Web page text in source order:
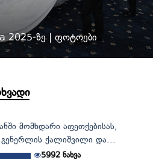
2025-ზე | ფოტოები
მომხდარი აფეთქებისას,
ქალიშვილი და...
5992 ნახვა